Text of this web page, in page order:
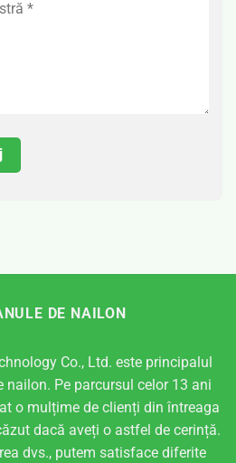
DE NAILON
Co., Ltd. este principalul
nailon. Pe parcursul celor 13 ani
o mulțime de clienți din întreaga
dacă aveți o astfel de cerință.
dvs., putem satisface diferite